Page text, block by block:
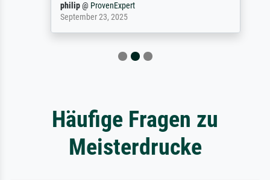
philip@ProvenExpert
September 23, 2025
Häufige Fragen zu
Meisterdrucke